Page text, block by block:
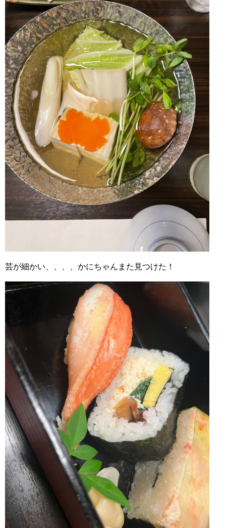
芸が細かい、、、、かにちゃんまた見つけた！